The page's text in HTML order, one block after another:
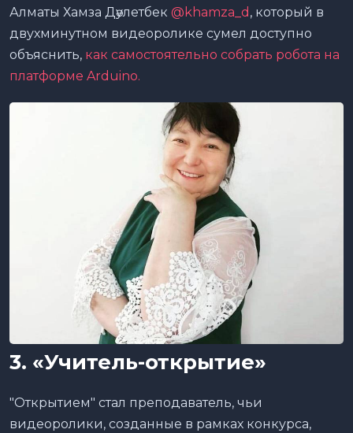
Алматы Хамза Дәулетбек @khamza_d , который в
двухминутном видеоролике сумел доступно
объяснить, как самостоятельно собрать робота на
платформе Arduino.
3. «Учитель-открытие»
"Открытием" стал преподаватель, чьи
видеоролики, созданные в рамках конкурса,